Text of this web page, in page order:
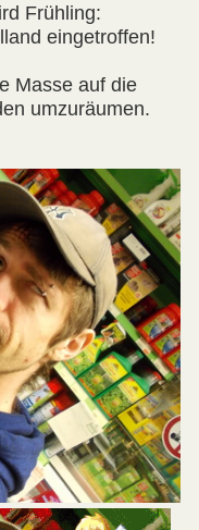
Frühling:
eingetroffen!
Masse auf die
umzuräumen.